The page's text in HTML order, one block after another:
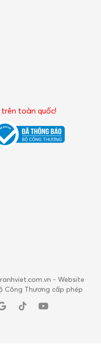
trên toàn quốc!
- Website
Công Thương cấp phép